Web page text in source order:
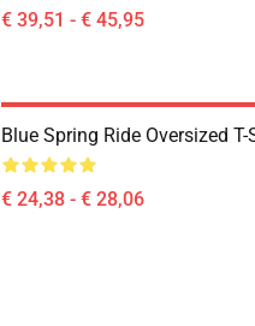
€ 39,51 - € 45,95
Blue Spring Ride Oversized T-
€ 24,38 - € 28,06